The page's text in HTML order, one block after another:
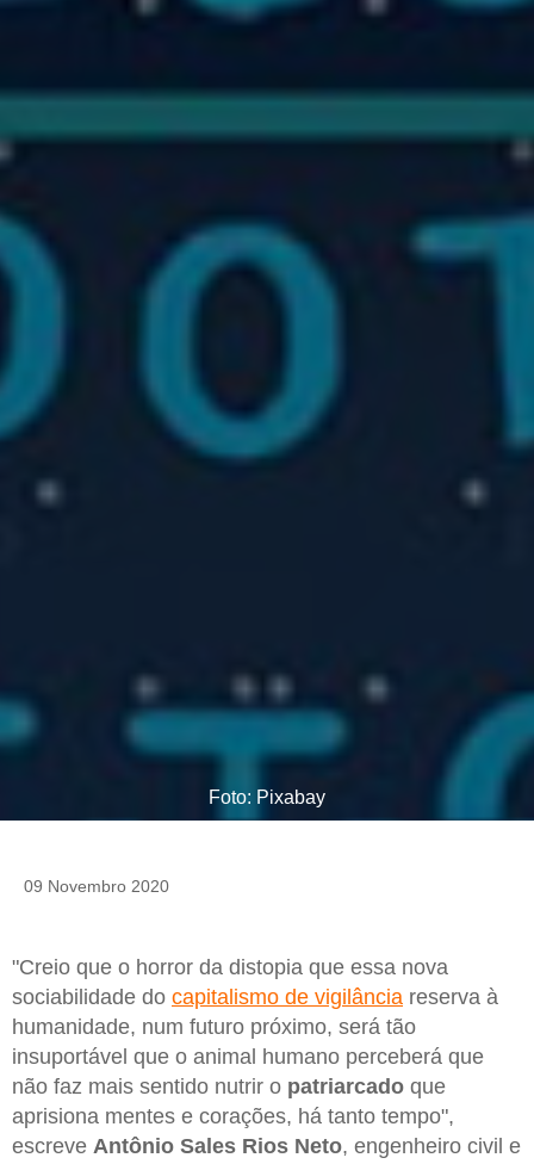
Foto: Pixabay
09 Novembro 2020
"Creio que o horror da distopia que essa nova
sociabilidade do capitalismo de vigilância reserva à
humanidade, num futuro próximo, será tão
insuportável que o animal humano perceberá que
não faz mais sentido nutrir o patriarcado que
aprisiona mentes e corações, há tanto tempo",
escreve Antônio Sales Rios Neto, engenheiro civil e